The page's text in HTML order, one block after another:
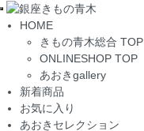
Toggle
navigation
HOME
きもの青木総合 TOP
ONLINESHOP TOP
あおきgallery
新着商品
お気に入り
あおきセレクション